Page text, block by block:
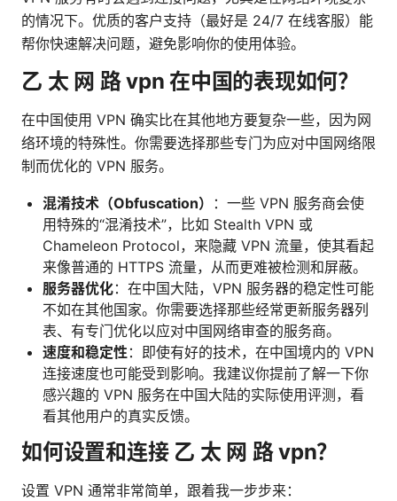
的情况下。优质的客户支持（最好是 24/7 在线客服）能
帮你快速解决问题，避免影响你的使用体验。
乙 太 网 路 vpn 在中国的表现如何？
在中国使用 VPN 确实比在其他地方要复杂一些，因为网
络环境的特殊性。你需要选择那些专门为应对中国网络限
制而优化的 VPN 服务。
混淆技术（Obfuscation）
：一些 VPN 服务商会使
用特殊的“混淆技术”，比如 Stealth VPN 或
Chameleon Protocol，来隐藏 VPN 流量，使其看起
来像普通的 HTTPS 流量，从而更难被检测和屏蔽。
服务器优化：在中国大陆，VPN 服务器的稳定性可能
不如在其他国家。你需要选择那些经常更新服务器列
表、有专门优化以应对中国网络审查的服务商。
速度和稳定性：即使有好的技术，在中国境内的 VPN
连接速度也可能受到影响。我建议你提前了解一下你
感兴趣的 VPN 服务在中国大陆的实际使用评测，看
看其他用户的真实反馈。
如何设置和连接 乙 太 网 路 vpn？
设置 VPN 通常非常简单，跟着我一步步来：